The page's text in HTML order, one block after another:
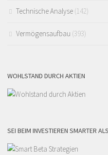
Technische Analyse (142)
Vermögensaufbau (393)
WOHLSTAND DURCH AKTIEN
SEI BEIM INVESTIEREN SMARTER